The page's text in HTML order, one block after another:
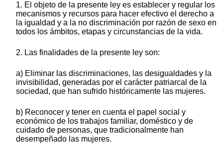
1. El objeto de la presente ley es establecer y regular los
mecanismos y recursos para hacer efectivo el derecho a
la igualdad y a la no discriminación por razón de sexo en
todos los ámbitos, etapas y circunstancias de la vida.
2. Las finalidades de la presente ley son:
a) Eliminar las discriminaciones, las desigualdades y la
invisibilidad, generadas por el carácter patriarcal de la
sociedad, que han sufrido históricamente las mujeres.
b) Reconocer y tener en cuenta el papel social y
económico de los trabajos familiar, doméstico y de
cuidado de personas, que tradicionalmente han
desempeñado las mujeres.